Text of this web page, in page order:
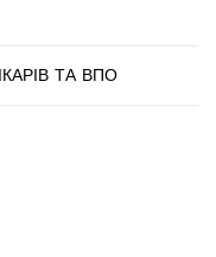
ТА ВПО